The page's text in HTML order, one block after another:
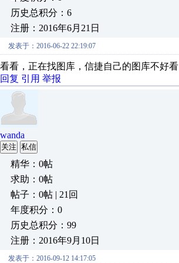
历史总积分：6
注册：2016年6月21日
发表于：2016-06-22 22:19:07
看看，正在找图库，信捷自己的图库不好看
回复 引用 举报
wanda
关注 私信
精华：0帖
求助：0帖
帖子：0帖 | 21回
年度积分：0
历史总积分：99
注册：2016年9月10日
发表于：2016-09-12 14:17:05